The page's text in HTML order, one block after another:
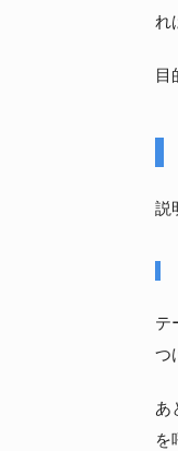
れ
目
説
テ
つ
あ
を